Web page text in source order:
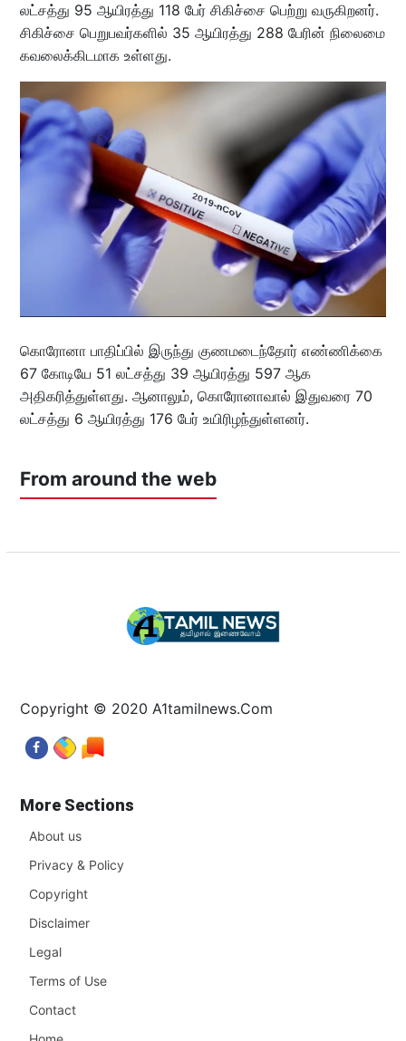
லட்சத்து 95 ஆயிரத்து 118 பேர் சிகிச்சை பெற்று வருகிறனர்.
சிகிச்சை பெறுபவர்களில் 35 ஆயிரத்து 288 பேரின் நிலைமை
கவலைக்கிடமாக உள்ளது.
கொரோனா பாதிப்பில் இருந்து குணமடைந்தோர் எண்ணிக்கை
67 கோடியே 51 லட்சத்து 39 ஆயிரத்து 597 ஆக
அதிகரித்துள்ளது. ஆனாலும், கொரோனாவால் இதுவரை 70
லட்சத்து 6 ஆயிரத்து 176 பேர் உயிரிழந்துள்ளனர்.
From around the web
Copyright © 2020 A1tamilnews.Com
More Sections
About us
Privacy & Policy
Copyright
Disclaimer
Legal
Terms of Use
Contact